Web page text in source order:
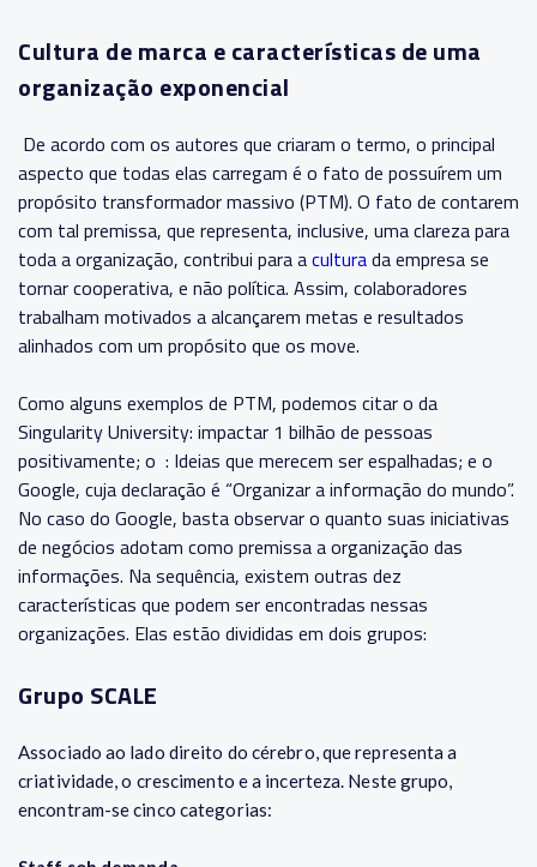
Cultura de marca e características de uma
organização exponencial
De acordo com os autores que criaram o termo, o principal
aspecto que todas elas carregam é o fato de possuírem um
propósito transformador massivo (PTM). O fato de contarem
com tal premissa, que representa, inclusive, uma clareza para
toda a organização, contribui para aculturada empresa se
tornar cooperativa, e não política. Assim, colaboradores
trabalham motivados a alcançarem metas e resultados
alinhados com um propósito que os move.
Como alguns exemplos de PTM, podemos citar o da
Singularity University: impactar 1 bilhão de pessoas
positivamente; o : Ideias que merecem ser espalhadas; e o
Google, cuja declaração é “Organizar a informação do mundo”.
No caso do Google, basta observar o quanto suas iniciativas
de negócios adotam como premissa a organização das
informações. Na sequência, existem outras dez
características que podem ser encontradas nessas
organizações. Elas estão divididas em dois grupos:
Grupo SCALE
Associado ao lado direito do cérebro, que representa a
criatividade, o crescimento e a incerteza. Neste grupo,
encontram-se cinco categorias: